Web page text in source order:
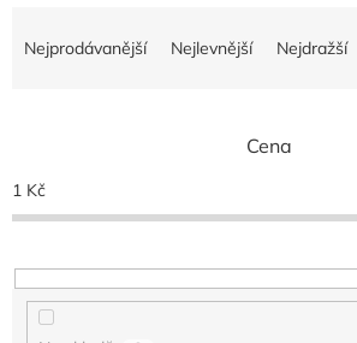
p
r
o
u
Nejprodávanější Nejlevnější Nejdražší
Cena
1 Kč